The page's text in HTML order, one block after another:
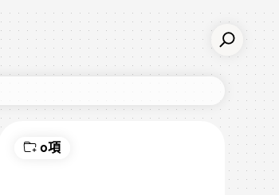
0項